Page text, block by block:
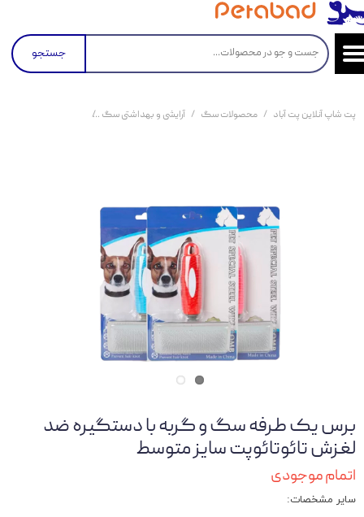
جستجو
پت شاپ آنلاین پت آباد محصولات سگ آرایشی و بهداشتی سگ
برس یک طرفه سگ و گربه با دستگیره ضد
لغزش تائوتائوپت سایز متوسط
اتمام موجودی
سایر مشخصات: